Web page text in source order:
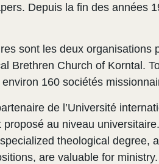
Depuis la fin des années
sont les deux organisations
Brethren Church of Korntal.
160 sociétés
de l’Université
proposé au niveau
theological degree,
are valuable for ministry.